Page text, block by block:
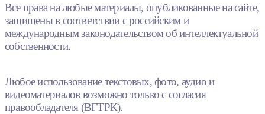
Все права на любые материалы, опубликованные на сайте,
защищены в соответствии с российским и
международным законодательством об интеллектуальной
собственности.
Любое использование текстовых, фото, аудио и
видеоматериалов возможно только с согласия
правообладателя (ВГТРК).